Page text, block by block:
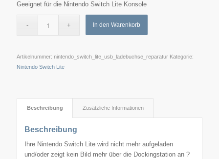
Geeignet für die Nintendo Switch Lite Konsole
In den Warenkorb
Artikelnummer: nintendo_switch_lite_usb_ladebuchse_reparatur Kategorie:
Nintendo Switch Lite
Beschreibung Zusätzliche Informationen
Beschreibung
Ihre Nintendo Switch Lite wird nicht mehr aufgeladen
und/oder zeigt kein Bild mehr über die Dockingstation an ?